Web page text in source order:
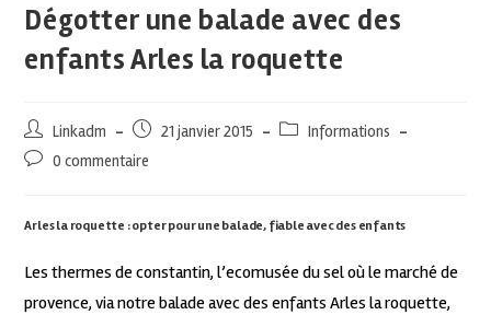
Dégotter une balade avec des
enfants Arles la roquette
Linkadm 21 janvier 2015
Informations
0 commentaire
Arles la roquette : opter pour une balade, fiable avec des enfants
Les thermes de constantin, l’ecomusée du sel où le marché de
provence, via notre balade avec des enfants Arles la roquette,